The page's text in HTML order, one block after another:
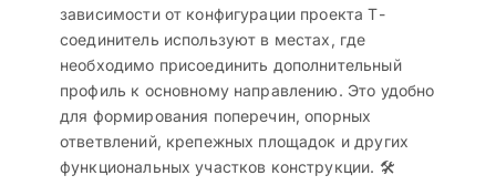
зависимости от конфигурации проекта Т-
соединитель используют в местах, где
необходимо присоединить дополнительный
профиль к основному направлению. Это удобно
для формирования поперечин, опорных
ответвлений, крепежных площадок и других
функциональных участков конструкции. 🛠️